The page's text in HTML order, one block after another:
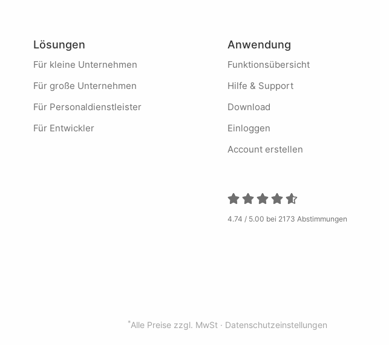
Lösungen
Für kleine Unternehmen
Für große Unternehmen
Für Personaldienstleister
Für Entwickler
Anwendung
Funktionsübersicht
Hilfe & Support
Download
Einloggen
Account erstellen
4.74 / 5.00 bei 2173 Abstimmungen
*Alle Preise zzgl. MwSt · Datenschutzeinstellungen